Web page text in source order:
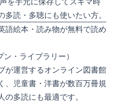
読・多聴にも使いたい方。
語絵本・読み物が無料で読め
・ライブラリー）
が運営するオンライン図書館
、児童書・洋書が数百万冊規
多読にも最適です。